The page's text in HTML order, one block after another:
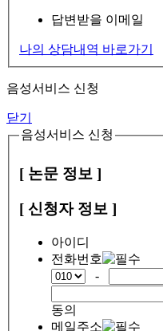
답변받을 이메일
나의 상담내역 바로가기
음성서비스 신청
닫기
음성서비스 신청
[ 논문 정보 ]
[ 신청자 정보 ]
아이디
전화번호
-
동의
메일주소